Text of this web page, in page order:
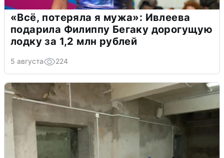
«Всё, потеряла я мужа»: Ивлеева
подарила Филиппу Бегаку дорогущую
лодку за 1,2 млн рублей
5 августа 224